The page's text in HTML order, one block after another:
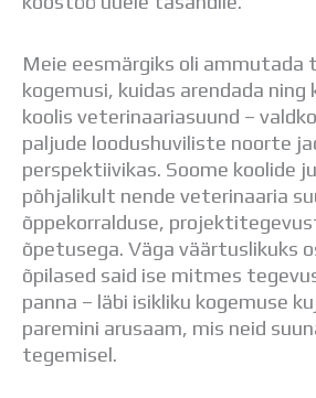
Ainepassid
Õpilastööd (UPT)
Distantsõpe
Kodukord
Projektid
ÜLDINFO
Sisseastumine
Meie kool
Dokumendid
Uudised
Lapsevanemale
Vilistlastele
Toitlustamine
Meie eesmärgiks oli ammutada
kogemusi, kuidas arendada ning
koolis veterinaariasuund –
paljude loodushuviliste noorte
perspektiivikas. Soome koolide
põhjalikult nende veterinaaria
õppekorralduse,
õpetusega. Väga väärtuslikuks
õpilased said ise mitmes
panna – läbi isikliku kogemuse
paremini arusaam, mis neid
tegemisel.